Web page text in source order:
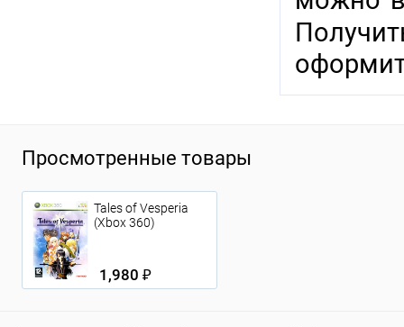
Просмотренные товары
Tales of Vesperia
(Xbox 360)
1,980 ₽